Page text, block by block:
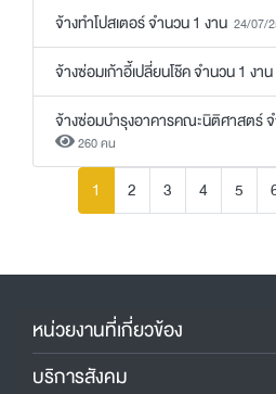
จ้างทำโปสเตอร์ จำนวน 1 งาน 24/07/
จ้างซ่อมเก้าอี้เปลี่ยนโช๊ค จำนวน 1 งาน
จ้างซ่อมบำรุงอาคารคณะนิติศาสตร์
260 คน
1 (current)
2 3 4 5
หน่วยงานที่เกี่ยวข้อง
บริการสังคม